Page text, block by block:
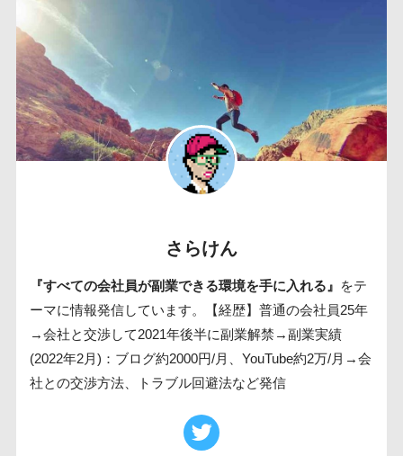
さらけん
『すべての会社員が副業できる環境を手に入れる』
をテ
ーマに情報発信しています。【経歴】普通の会社員25年
→会社と交渉して2021年後半に副業解禁→副業実績
(2022年2月)：ブログ約2000円/月、YouTube約2万/月→会
社との交渉方法、トラブル回避法など発信